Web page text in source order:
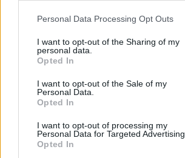
Personal Data Processing Opt Outs
I want to opt-out of the Sharing of my
personal data.
Opted In
I want to opt-out of the Sale of my
Personal Data.
Opted In
I want to opt-out of processing my
Personal Data for Targeted Advertising.
Opted In